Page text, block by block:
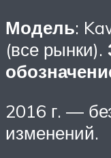
Модель:
(все рынки).
2016 г. —
изменений.